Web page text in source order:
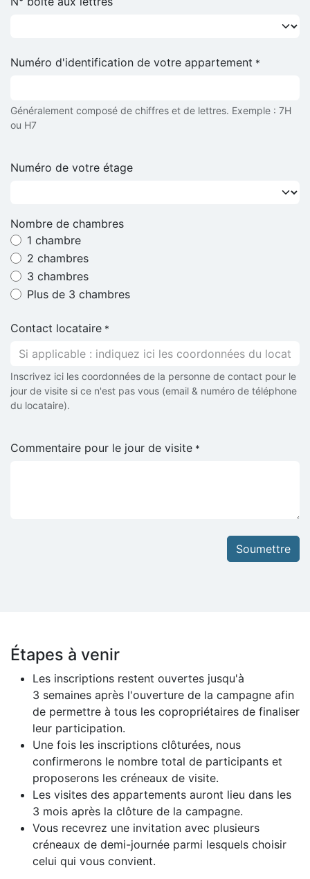
Numéro d'identification de votre appartement *
Généralement composé de chiffres et de lettres. Exemple : 7H
ou H7
Numéro de votre étage
Nombre de chambres
1 chambre
2 chambres
3 chambres
Plus de 3 chambres
Contact locataire *
Inscrivez ici les coordonnées de la personne de contact pour le
jour de visite si ce n'est pas vous (email & numéro de téléphone
du locataire).
Commentaire pour le jour de visite *
Soumettre
Étapes à venir
Les inscriptions restent ouvertes jusqu'à
3 semaines après l'ouverture de la campagne afin
de permettre à tous les copropriétaires de finaliser
leur participation.
Une fois les inscriptions clôturées, nous
confirmerons le nombre total de participants et
proposerons les créneaux de visite.
Les visites des appartements auront lieu dans les
3 mois après la clôture de la campagne.
Vous recevrez une invitation avec plusieurs
créneaux de demi-journée parmi lesquels choisir
celui qui vous convient.